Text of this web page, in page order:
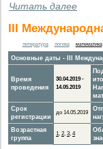
Читать далее
III
литература логика математика
Основные даты - III
Время
проведения
30.04.2019 -
14.05.2019
Срок
регистрации
до 14.05.2019
Возрастная
группа
1, 2, 3, 4